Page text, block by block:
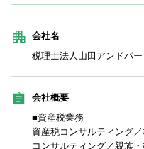
会社名
税理士法人山田アンドパ
会社概要
■資産税業務
資産税コンサルティング
コンサルティング／親族